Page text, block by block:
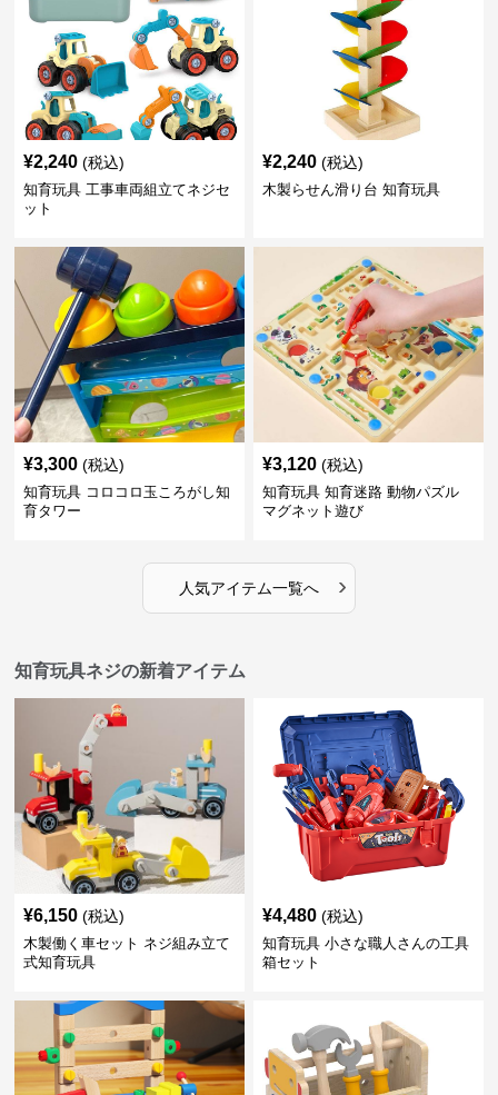
¥2,240 (税込)
知育玩具 工事車両組立てネジセ
ット
¥2,240 (税込)
木製らせん滑り台 知育玩具
¥3,300 (税込)
知育玩具 コロコロ玉ころがし知
育タワー
¥3,120 (税込)
知育玩具 知育迷路 動物パズル
マグネット遊び
人気アイテム一覧へ ›
知育玩具ネジの新着アイテム
¥6,150 (税込)
木製働く車セット ネジ組み立て
式知育玩具
¥4,480 (税込)
知育玩具 小さな職人さんの工具
箱セット